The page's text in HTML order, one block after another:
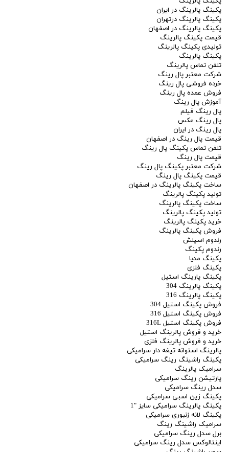
پکینگ پالرینگ در ایران
پکینگ پالرینگ درتهران
پکینگ پالرینگ در اصفهان
قیمت پکینگ پالرینگ
تولیدی پکینگ پالرینگ
پکینگ پالرینگ
تلفن تماس پالرینگ
شرکت معتبر پال رینگ
خرده فروشی پال رینگ
فروش عمده پال رینگ
آموزش پال رینگ
پال رینگ فیلم
پال رینگ عکس
پال رینگ در ایران
قیمت پال رینگ در اصفهان
تلفن تماس پکینگ پال رینگ
قیمت پال رینگ
شرکت معتبر پکینگ پال رینگ
قیمت پکینگ پال رینگ
ساخت پکینگ پالرینگ در اصفهان
تولید پکینگ پالرینگ
ساخت پکینگ پالرینگ
تولید پکینگ پالرینگ
خرید پکینگ پالرینگ
فروش پکینگ پالرینگ
رندوم اسپلش
رندوم پکینگ
پکینگ مدیا
پکینگ فلزی
پکینگ پارینگ استیل
پکینگ پالرینگ 304
پکینگ پالرینگ 316
فروش پکینگ استیل 304
فروش پکینگ استیل 316
فروش پکینگ استیل 316L
خرید و فروش پالرینگ استیل
خرید و فروش پالرینگ فلزی
پالرینگ استوانه تیغه دار سرامیکی
پکینگ راشینگ رینگ سرامیکی
سرامیک پالرینگ
پارتیشن رینگ سرامیکی
سدل رینگ سرامیکی
پکینگ زین اسبی سرامیکی
پکینگ پالرینگ سرامیکی سایز "1
پکینگ لانه زنبوری سرامیکی
سرامیک راشینگ رینگ
برل سدل رینگ سرامیکی
اینتالوکس سدل رینگ سرامیکی